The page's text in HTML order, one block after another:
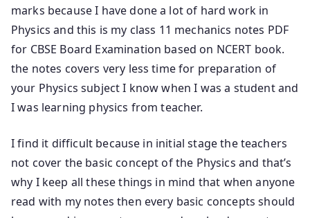
marks because I have done a lot of hard work in
Physics and this is my class 11 mechanics notes PDF
for CBSE Board Examination based on NCERT book.
the notes covers very less time for preparation of
your Physics subject I know when I was a student and
I was learning physics from teacher.
I find it difficult because in initial stage the teachers
not cover the basic concept of the Physics and that’s
why I keep all these things in mind that when anyone
read with my notes then every basic concepts should